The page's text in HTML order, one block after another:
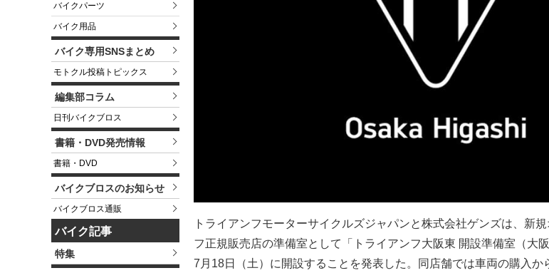
バイクパーツ
バイク用品
バイク専用SNSまとめ
モトクル投稿トピックス
編集部コラム
日刊バイクブロス
書籍・DVD発売情報
書籍・DVD
バイクブロスのお知らせ
バイクブロス通販
バイク記事
特集
トライアンフモーターサイクルズジャパンと株式会社ゲンズは、新
フ正規販売店の準備室として「トライアンフ大阪東 開設準備室（大
7月18日（土）に開設することを発表した。同店舗では車両の購入か